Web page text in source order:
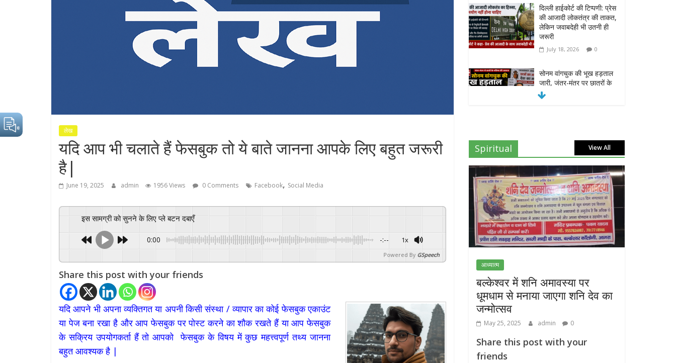
लेख
यदि आप भी चलाते हैं फेसबुक तो ये बाते जानना आपके लिए बहुत जरूरी
है|
June 19, 2025 admin 1956 Views 0 Comments Facebook, Social Media
इस सामग्री को सुनने के लिए प्ले बटन दबाएँ
0:00 -:-- 1x
Powered By GSpeech
Share this post with your friends
यदि आपने भी अपना व्यक्तिगत या अपनी किसी संस्था / व्यापार का कोई फेसबुक एकाउंट
या पेज बना रखा है और आप फेसबुक पर पोस्ट करने का शौक रखते हैं या आप फेसबुक
के सक्रिय उपयोगकर्ता हैं तो आपको फेसबुक के विषय में कुछ महत्त्वपूर्ण तथ्य जानना
बहुत आवश्यक है |
सोनम वांगचुक की भूख हड़ताल
जारी, जंतर-मंतर पर छात्रों के
भविष्य को लेकर संघर्ष तेज
July 15, 2026
दिल्ली हाईकोर्ट का बड़ा आदेश:
‘कॉकरोच जनता पार्टी’ का X
अकाउंट होगा बहाल
July 7, 2026 0
NEET-UG प्रदर्शन मामले में
दिल्ली सरकार का बड़ा फैसला,
13 FIR मामलों में
प्रदर्शनकारियों को राहत
July 31, 2026 0
पत्र, स्वतंत्र जांच की मांग
July 20, 2026 0
Spiritual View All
आध्यात्म
बल्केश्वर में शनि अमावस्या पर
धूमधाम से मनाया जाएगा शनि देव का
जन्मोत्सव
May 25, 2025 admin 0
Share this post with your
friends